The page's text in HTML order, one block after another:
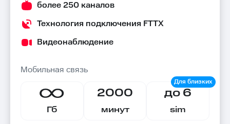
более 250 каналов
Технология подключения FTTX
Видеонаблюдение
Мобильная связь
Гб
2000
минут
до 6
sim